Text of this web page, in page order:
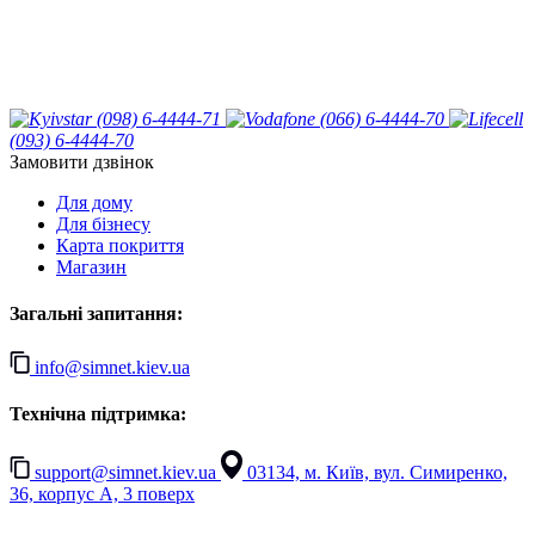
(098) 6-4444-71
(066) 6-4444-70
(093) 6-4444-70
Замовити дзвінок
Для дому
Для бізнесу
Карта покриття
Магазин
Загальні запитання:
info@simnet.kiev.ua
Технічна підтримка:
support@simnet.kiev.ua
03134, м. Київ, вул. Симиренко,
36, корпус А, 3 поверх